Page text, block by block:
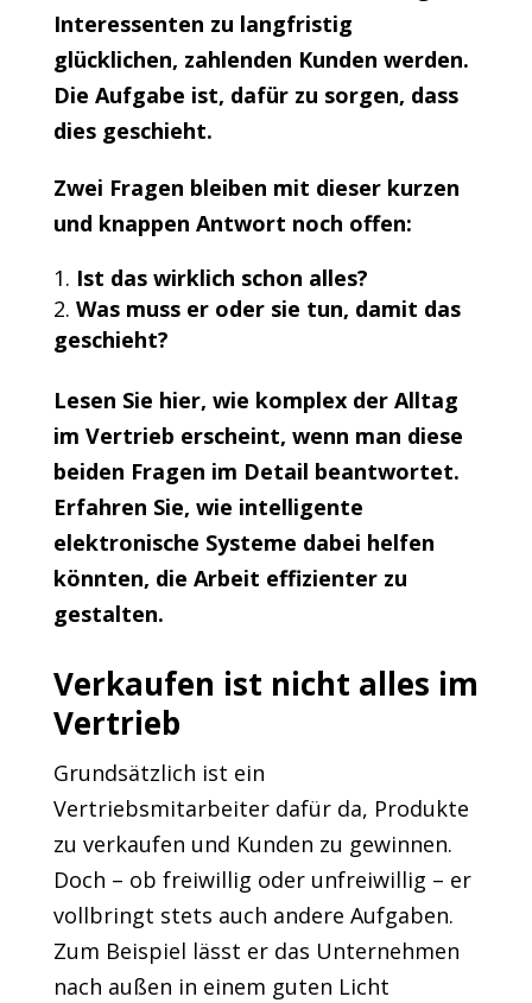
Interessenten zu langfristig
glücklichen, zahlenden Kunden werden.
Die Aufgabe ist, dafür zu sorgen, dass
dies geschieht.
Zwei Fragen bleiben mit dieser kurzen
und knappen Antwort noch offen:
Ist das wirklich schon alles?
Was muss er oder sie tun, damit das
geschieht?
Lesen Sie hier, wie komplex der Alltag
im Vertrieb erscheint, wenn man diese
beiden Fragen im Detail beantwortet.
Erfahren Sie, wie intelligente
elektronische Systeme dabei helfen
könnten, die Arbeit effizienter zu
gestalten.
Verkaufen ist nicht alles im
Vertrieb
Grundsätzlich ist ein
Vertriebsmitarbeiter dafür da, Produkte
zu verkaufen und Kunden zu gewinnen.
Doch – ob freiwillig oder unfreiwillig – er
vollbringt stets auch andere Aufgaben.
Zum Beispiel lässt er das Unternehmen
nach außen in einem guten Licht